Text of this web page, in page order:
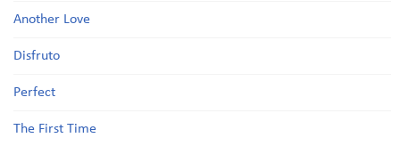
Another Love
Disfruto
Perfect
The First Time